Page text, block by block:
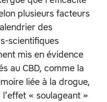
plusieurs facteurs
des
scientifiques
mis en évidence
au CBD, comme la
liée à la drogue,
« soulageant »